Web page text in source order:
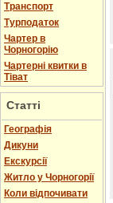
Транспорт
Турподаток
Чартер в
Чорногорію
Чартерні квитки в
Тіват
Статті
Географія
Дикуни
Екскурсії
Житло у Чорногорії
Коли відпочивати